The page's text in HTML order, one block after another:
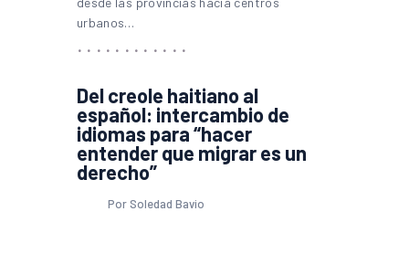
urbanos…
Del creole haitiano al
español: intercambio de
idiomas para “hacer
entender que migrar es un
derecho”
Por Soledad Bavio